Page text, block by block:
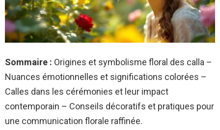
Sommaire : Origines et symbolisme floral des calla –
Nuances émotionnelles et significations colorées –
Calles dans les cérémonies et leur impact
contemporain – Conseils décoratifs et pratiques pour
une communication florale raffinée.